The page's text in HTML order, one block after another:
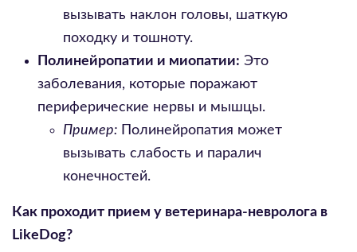
вызывать наклон головы, шаткую
походку и тошноту.
Полинейропатии и миопатии: Это
заболевания, которые поражают
периферические нервы и мышцы.
Пример: Полинейропатия может
вызывать слабость и паралич
конечностей.
Как проходит прием у ветеринара-невролога в
LikeDog?